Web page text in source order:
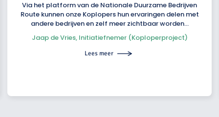
Via het platform van de Nationale Duurzame Bedrijven
Route kunnen onze Koplopers hun ervaringen delen met
andere bedrijven en zelf meer zichtbaar worden…
Jaap de Vries, Initiatiefnemer (Koploperproject)
Lees meer